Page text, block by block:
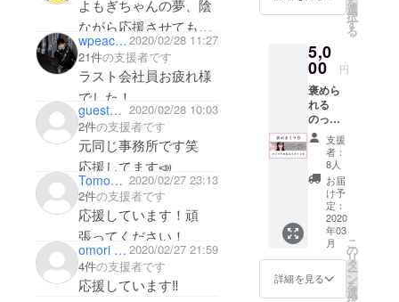
だなと思ったのと
プロジェクトに対する
よもぎちゃんさんの熱
量がすごいと思い応援
しています！
お気持ち程度ですが、
支援させていただきま
す！
実際にサービスを利用
させていただくのが楽
しみです！
よもぎちゃんの夢、陰
ながら応援させてもら
います！
wpeace_hero_5252020/02/28 11:27
21件の支援者です
ラスト会社員お疲れ様
でした！
あともう少し。
guest3209eae58cb4 2020/02/28 10:03
2件の支援者です
元同じ事務所です笑
応援してます📣
TomonariIwamoto 2020/02/27 23:13
2件の支援者です
応援しています！頑
張ってください！
omori hitoshi 2020/02/27 21:59
4件の支援者です
応援しています‼️
選
択
す
る
5,0
00 円
褒めら
れる
のって
ちょっ
と気恥
ずかし
いです
よね。
ついつ
い謙遜
してし
まった
り、
「そん
なこと
支援
者：
8人
お届
け予
定：
2020
年03
月
詳細を見る
こ
の
リ
タ
ー
ン
を
選